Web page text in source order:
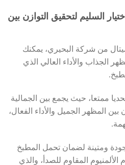
السليم لتحقيق التوازن بين
من شركة البحيري، يمكنك
الجذاب والأداء العالي الذي
ممتعا، حيث يجمع بين الجمالية
بين المظهر الجميل والأداء الفعال،
ومتينة لضمان تحمل المطبخ
المقاوم للصدأ، والذي